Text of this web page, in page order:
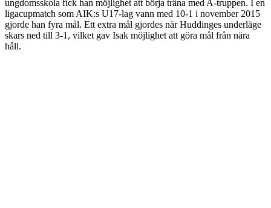
ungdomsskola fick han möjlighet att börja träna med A-truppen. I en
ligacupmatch som AIK:s U17-lag vann med 10-1 i november 2015
gjorde han fyra mål. Ett extra mål gjordes när Huddinges underläge
skars ned till 3-1, vilket gav Isak möjlighet att göra mål från nära
håll.